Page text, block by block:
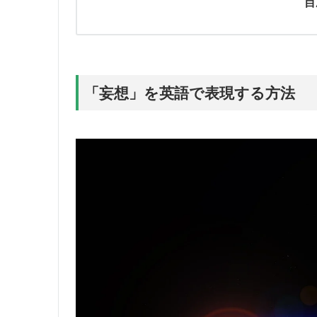
「妄想」を英語で表現する方法